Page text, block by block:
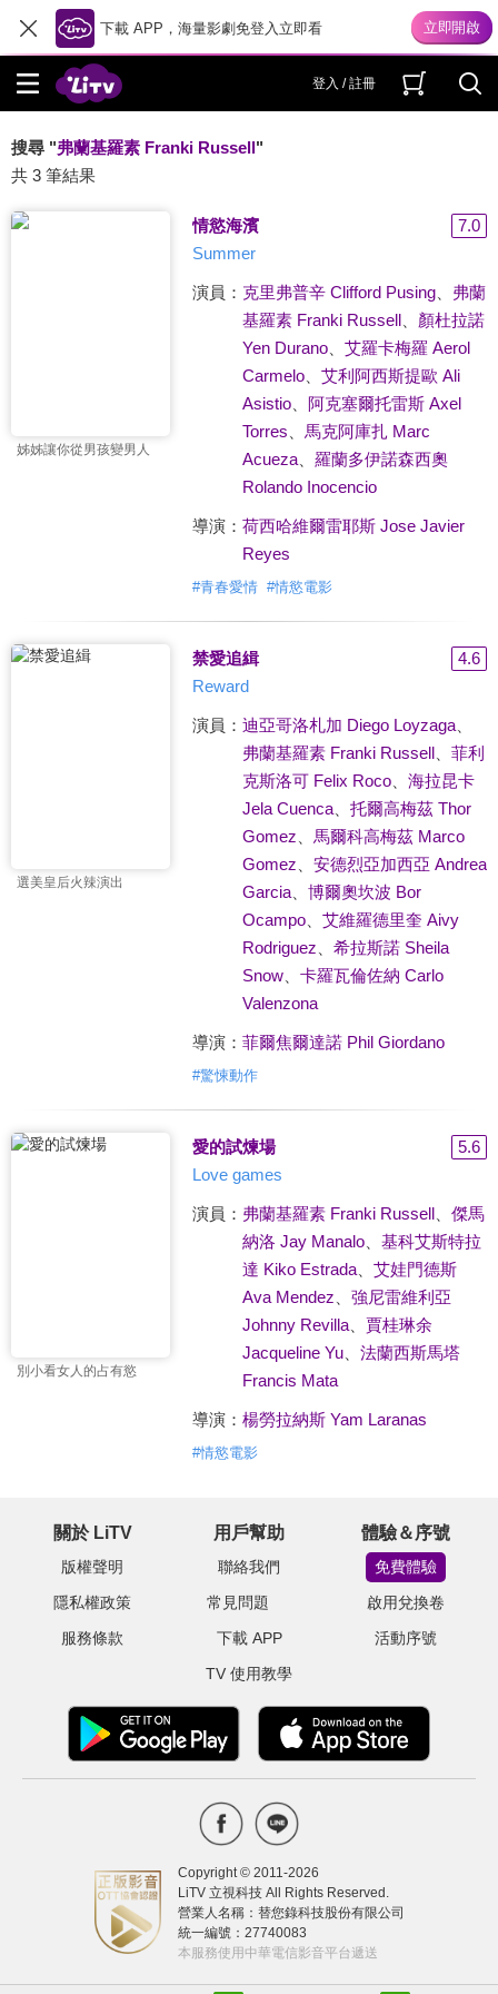
下載 APP，海量影劇免登入立即看
登入 / 註冊
搜尋 "弗蘭基羅素 Franki Russell"
共 3 筆結果
姊姊讓你從男孩變男人
情慾海濱
7.0
Summer
演員： 克里弗普辛 Clifford Pusing、 弗蘭
基羅素 Franki Russell、 顏杜拉諾
Yen Durano、 艾羅卡梅羅 Aerol
Carmelo、 艾利阿西斯提歐 Ali
Asistio、 阿克塞爾托雷斯 Axel
Torres
馬克阿庫扎 Marc
Acueza、 羅蘭多伊諾森西奧
Rolando Inocencio
導演： 荷西哈維爾雷耶斯 Jose Javier
Reyes
#青春愛情 #情慾電影
選美皇后火辣演出
禁愛追緝
4.6
Reward
演員： 迪亞哥洛札加 Diego Loyzaga、
弗蘭基羅素 Franki Russell、 菲利
克斯洛可 Felix Roco、 海拉昆卡
Jela Cuenca、 托爾高梅茲 Thor
Gomez
馬爾科高梅茲 Marco
Gomez
安德烈亞加西亞 Andrea
Garcia、 博爾奧坎波 Bor
Ocampo、 艾維羅德里奎 Aivy
Rodriguez
希拉斯諾 Sheila
Snow、 卡羅瓦倫佐納 Carlo
Valenzona
導演： 菲爾焦爾達諾 Phil Giordano
#驚悚動作
別小看女人的占有慾
愛的試煉場
5.6
Love games
演員： 弗蘭基羅素 Franki Russell、 傑馬
納洛 Jay Manalo、 基科艾斯特拉
達 Kiko Estrada、 艾娃門德斯
Ava Mendez
強尼雷維利亞
Johnny Revilla、 賈桂琳余
Jacqueline Yu、 法蘭西斯馬塔
Francis Mata
導演： 楊勞拉納斯 Yam Laranas
#情慾電影
關於 LiTV
版權聲明
隱私權政策
服務條款
用戶幫助
聯絡我們
常見問題
下載 APP
TV 使用教學
體驗＆序號
免費體驗
啟用兌換卷
活動序號
Copyright © 2011-2026
LiTV 立視科技 All Rights Reserved.
營業人名稱：替您錄科技股份有限公司
統一編號：27740083
本服務使用中華電信影音平台遞送